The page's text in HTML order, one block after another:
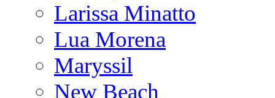
Larissa Minatto
Lua Morena
Maryssil
New Beach